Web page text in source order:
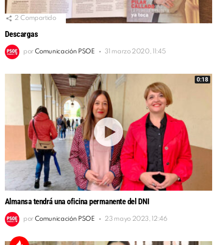
2 Compartido
Descargas
por Comunicación PSOE 31 marzo 2020, 11:45
0:18
Almansa tendrá una oficina permanente del DNI
por Comunicación PSOE 23 mayo 2023, 12:46